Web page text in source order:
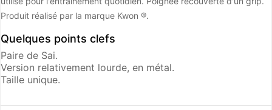
Produit réalisé par la marque Kwon ®.
Quelques points clefs
Paire de Sai.
Version relativement lourde, en métal.
Taille unique.